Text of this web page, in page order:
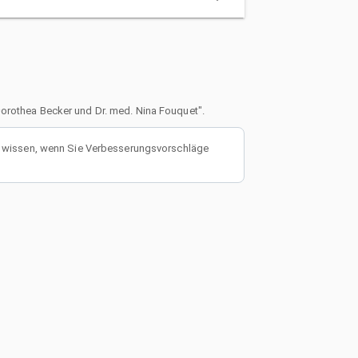
Becker und Dr. med. Nina Fouquet".
wenn Sie Verbesserungsvorschläge